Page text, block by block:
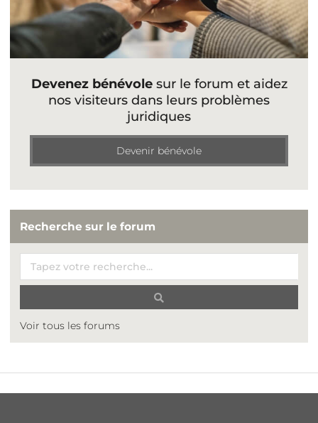
Devenez bénévolesur le forum et aidez
nos visiteurs dans leurs problèmes
juridiques
Devenir bénévole
Recherche sur le forum
Voir tous les forums